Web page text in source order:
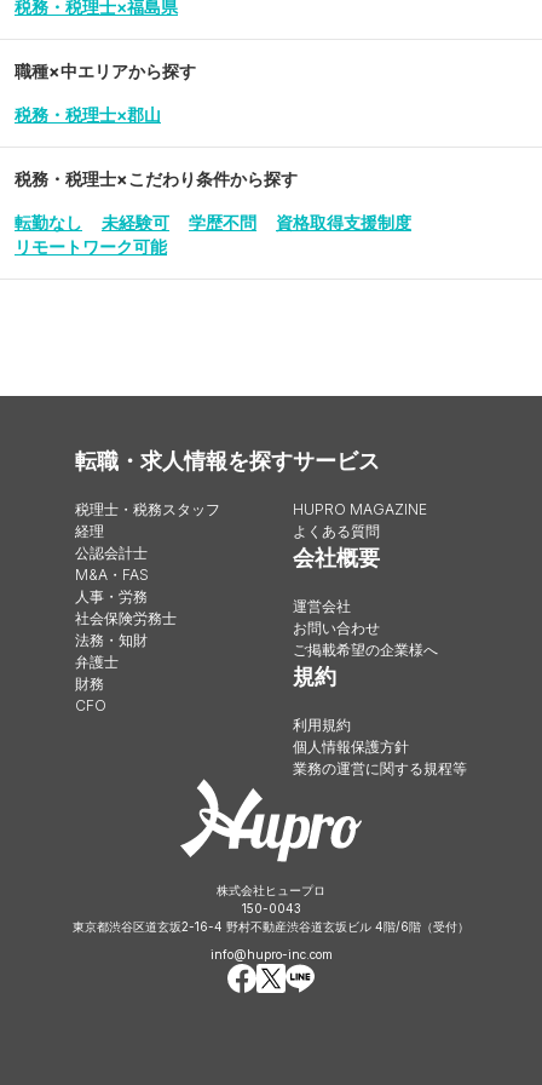
税務・税理士×福島県
職種×中エリアから探す
税務・税理士×郡山
税務・税理士×こだわり条件から探す
転勤なし 未経験可 学歴不問
資格取得支援制度
リモートワーク可能
転職・求人情報を探す
税理士・税務スタッフ
経理
公認会計士
M&A・FAS
人事・労務
社会保険労務士
法務・知財
弁護士
財務
CFO
サービス
HUPRO MAGAZINE
よくある質問
会社概要
運営会社
お問い合わせ
ご掲載希望の企業様へ
規約
利用規約
個人情報保護方針
業務の運営に関する規程等
株式会社ヒュープロ
150-0043
東京都渋谷区道玄坂2-16-4 野村不動産渋谷道玄坂ビル 4階/6階（受付）
info@hupro-inc.com